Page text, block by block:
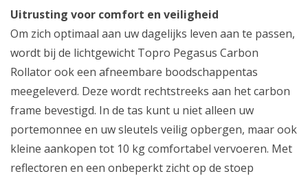
Uitrusting voor comfort en veiligheid
Om zich optimaal aan uw dagelijks leven aan te passen,
wordt bij de lichtgewicht Topro Pegasus Carbon
Rollator ook een afneembare boodschappentas
meegeleverd. Deze wordt rechtstreeks aan het carbon
frame bevestigd. In de tas kunt u niet alleen uw
portemonnee en uw sleutels veilig opbergen, maar ook
kleine aankopen tot 10 kg comfortabel vervoeren. Met
reflectoren en een onbeperkt zicht op de stoep